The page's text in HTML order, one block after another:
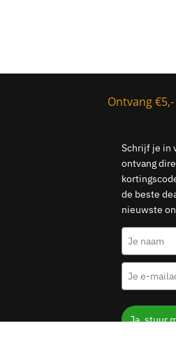
Ontvang
Schrijf je in
ontvang
de beste
nieuwste
Ja, stuur